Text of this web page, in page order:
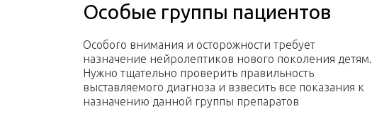
Особые группы пациентов
Особого внимания и осторожности требует
назначение нейролептиков нового поколения детям.
Нужно тщательно проверить правильность
выставляемого диагноза и взвесить все показания к
назначению данной группы препаратов